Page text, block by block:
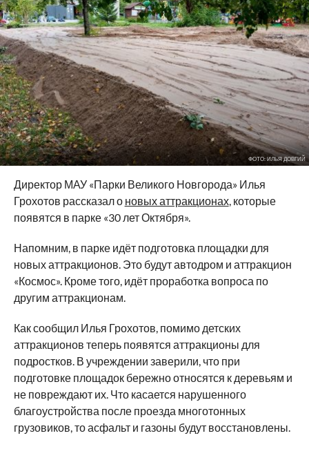
ФОТО: ИЛЬЯ ДОВГИЙ
Директор МАУ «Парки Великого Новгорода» Илья
Грохотов рассказал о новых аттракционах, которые
появятся в парке «30 лет Октября».
Напомним, в парке идёт подготовка площадки для
новых аттракционов. Это будут автодром и аттракцион
«Космос». Кроме того, идёт проработка вопроса по
другим аттракционам.
Как сообщил Илья Грохотов, помимо детских
аттракционов теперь появятся аттракционы для
подростков. В учреждении заверили, что при
подготовке площадок бережно относятся к деревьям и
не повреждают их. Что касается нарушенного
благоустройства после проезда многотонных
грузовиков, то асфальт и газоны будут восстановлены.